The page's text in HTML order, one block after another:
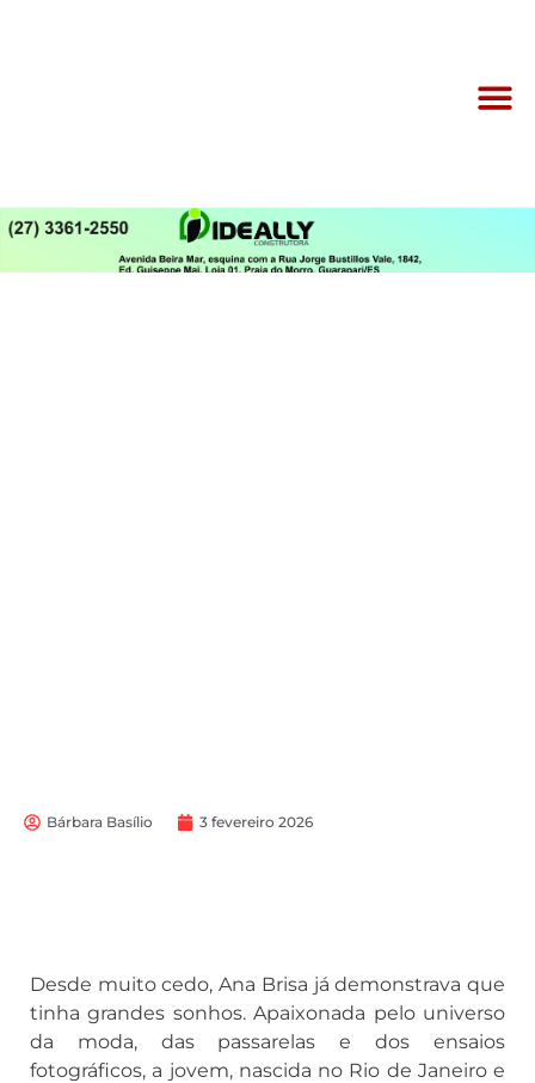
Bárbara Basílio 3 fevereiro 2026
Desde muito cedo, Ana Brisa já demonstrava que
tinha grandes sonhos. Apaixonada pelo universo
da moda, das passarelas e dos ensaios
fotográficos, a jovem, nascida no Rio de Janeiro e